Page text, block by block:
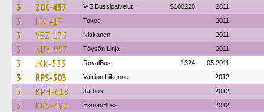
3 ZOC-457 V-S Bussipalvelut S100220 2011
3 IJX-417 Tokee 2011
3 VEZ-175 Niskanen 2011
3 XUY-997 Töysän Linja 2011
3 JKK-533 RoyalBus 1324 05.2011
3 RPS-503 Vainion Liikenne 2012
3 BPH-618 Jarbus 2012
3 KRS-490 EkmanBuss 2012